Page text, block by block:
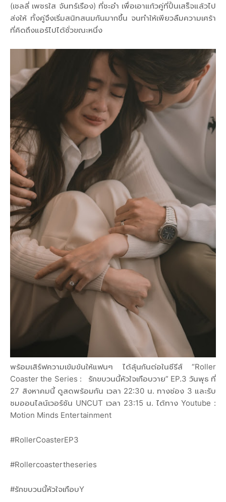
(เชลลี่ เพชรใส จันทร์เรือง) ที่ชะอำ เพื่อเอาแก้วคู่ที่ปั้นเสร็จแล้วไป
ส่งให้ ทั้งคู่จึงเริ่มสนิทสนมกันมากขึ้น จนทำให้เพียวลืมความเศร้า
ที่คิดถึงแอร์ไปได้ชั่วขณะหนึ่ง
พร้อมเสิร์ฟความเข้มข้นให้แฟนๆ ได้ลุ้นกันต่อในซีรีส์ “Roller
Coaster the Series : รักขบวนนี้หัวใจเกือบวาย” EP.3 วันพุธ ที่
27 สิงหาคมนี้ ดูสดพร้อมกัน เวลา 22:30 น. ทางช่อง 3 และรับ
ชมออนไลน์เวอร์ชัน UNCUT เวลา 23:15 น. ได้ทาง Youtube :
Motion Minds Entertainment
#RollerCoasterEP3
#Rollercoastertheseries
#รักขบวนนี้หัวใจเกือบY